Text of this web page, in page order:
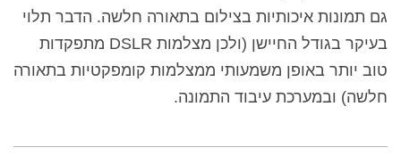
גם תמונות איכותיות בצילום בתאורה חלשה. הדבר תלוי
בעיקר בגודל החיישן (ולכן מצלמות DSLR מתפקדות
טוב יותר באופן משמעותי ממצלמות קומפקטיות בתאורה
חלשה) ובמערכת עיבוד התמונה.